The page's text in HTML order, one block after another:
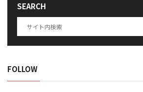
SEARCH
FOLLOW